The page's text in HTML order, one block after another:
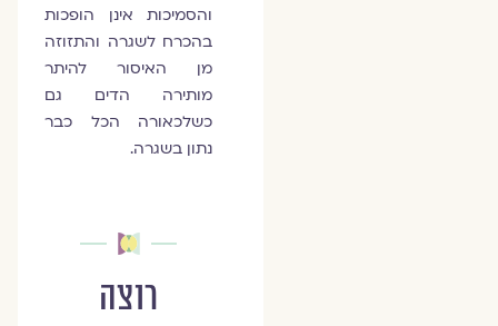
והסמיכות אינן הופכות
בהכרח לשגרה והתזוזה
מן האיסור להיתר
מותירה הדים גם
כשלכאורה הכל כבר
נתון בשגרה.
רוצה